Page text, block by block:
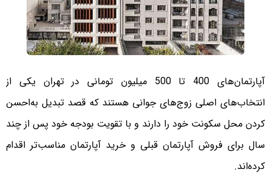
آپارتمان‌های 400 تا 500 میلیون تومانی در تهران یکی از
انتخاب‌های اصلی زوج‌های جوانی هستند که قصد تبدیل به‌احسن
کردن محل سکونت خود را دارند و با تقویت بودجه خود پس از چند
سال برای فروش آپارتمان قبلی و خرید آپارتمان مناسب‌تر اقدام
کرده‌اند.